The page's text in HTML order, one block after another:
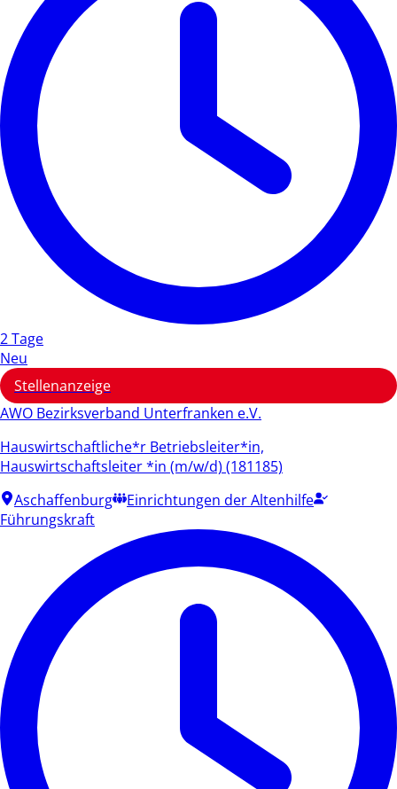
2 Tage
Neu
Stellenanzeige
AWO Bezirksverband Unterfranken e.V.
Hauswirtschaftliche*r Betriebsleiter*in,
Hauswirtschaftsleiter *in (m/w/d) (181185)
Aschaffenburg
Einrichtungen der Altenhilfe
Führungskraft